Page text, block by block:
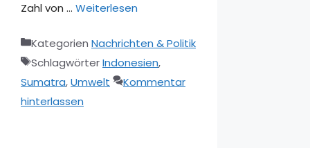
Zahl von … Weiterlesen
Kategorien Nachrichten & Politik
SchlagwörterIndonesien,
Sumatra,Umwelt
Kommentar
hinterlassen